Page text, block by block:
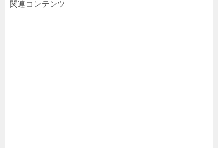
関連コンテンツ